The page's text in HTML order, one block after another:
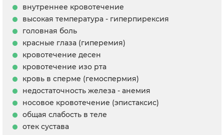
внутреннее кровотечение
высокая температура - гиперпирексия
головная боль
красные глаза (гиперемия)
кровотечение десен
кровотечение изо рта
кровь в сперме (гемоспермия)
недостаточность железа - анемия
носовое кровотечение (эпистаксис)
общая слабость в теле
отек сустава